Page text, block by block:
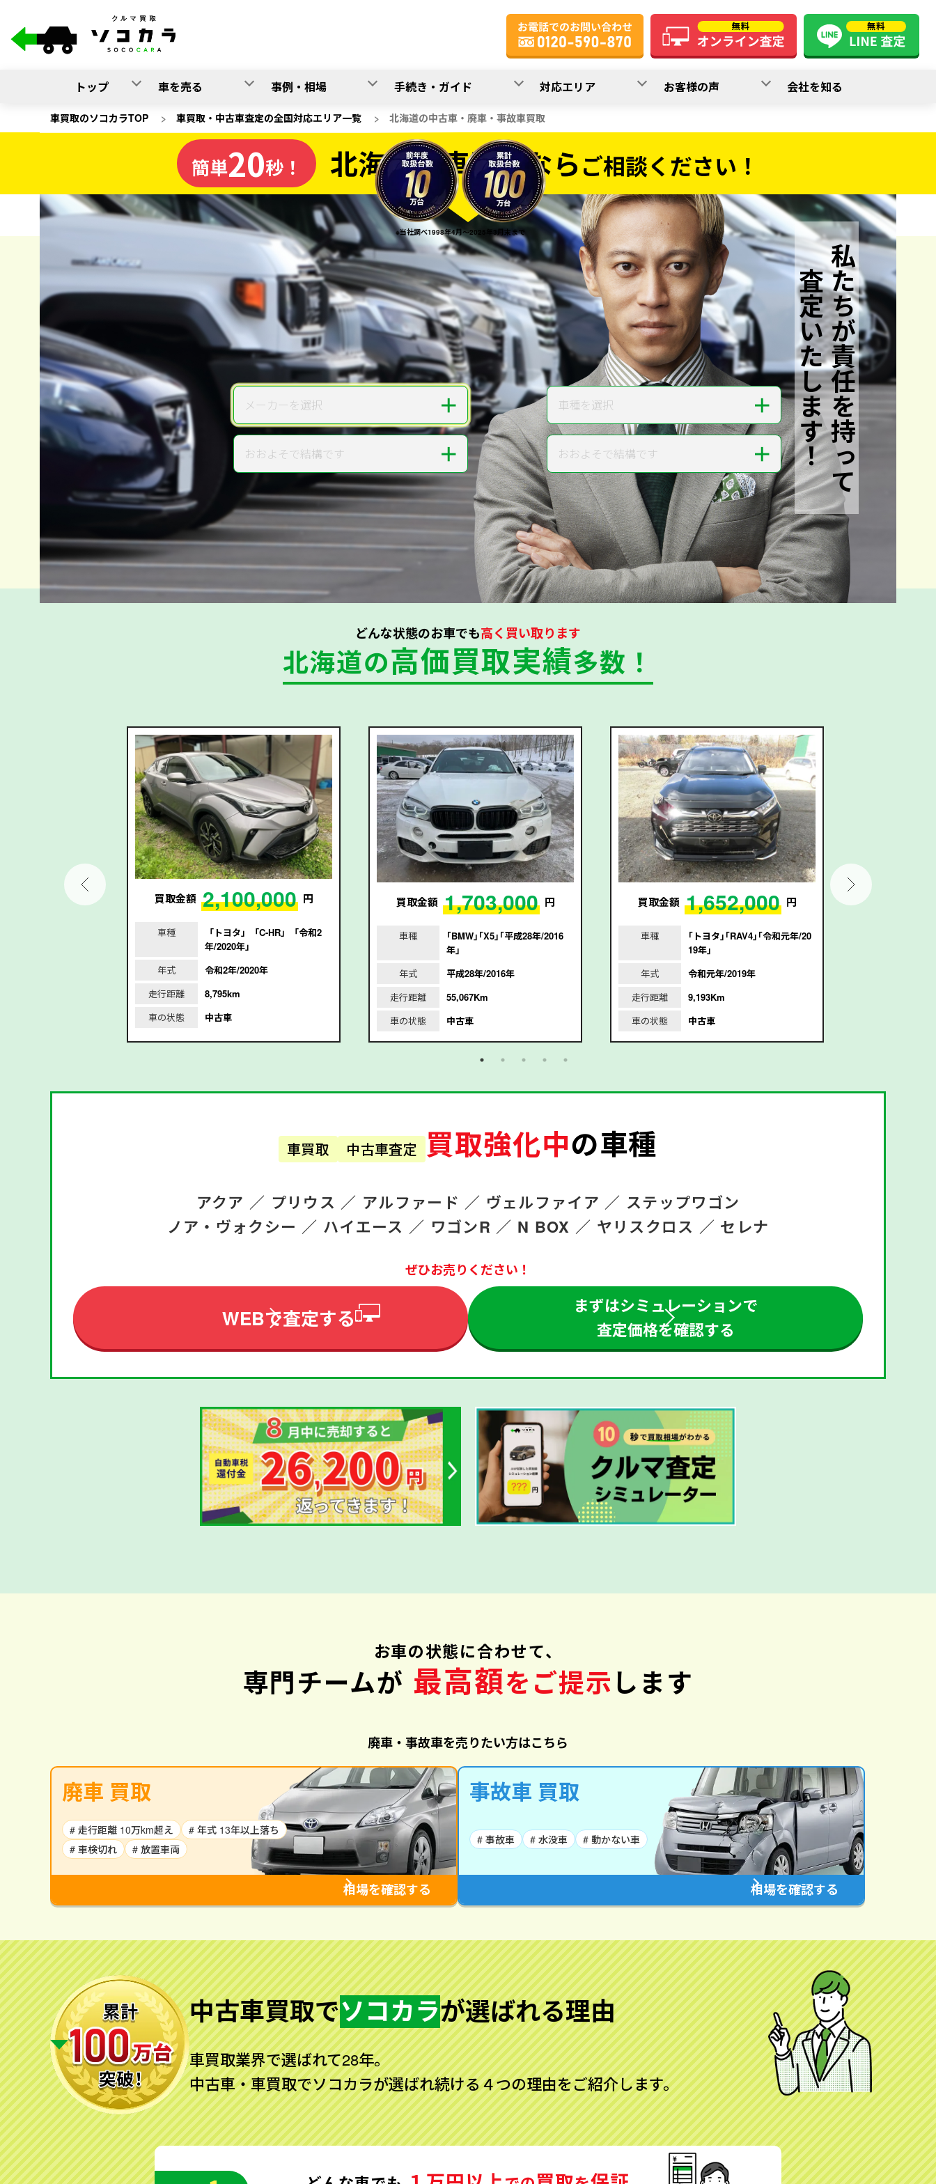
トップ 車を売る 事例・相場 手続き・ガイド 対応エリア お客様の声 会社を知る
車買取のソコカラTOP > 車買取・中古車査定の全国対応エリア一覧 > 北海道の中古車・廃車・事故車買取
北海道の車買取なら
ソコカラの
電話か出張か、高い方の査定を提案。
だから高価買取!
※当社調べ1998年4月～2025年3月末まで
私たちが責任を持って
査定いたします！
簡単20秒！ 北海道の車買取ならご相談ください！
20秒で入力完了！
無料でカンタンWeb査定
ご依頼いただいたお車を丁寧に査定いたします
メーカー メーカーを選択 ＋ 車種 車種を選択 ＋
年式 おおよそで結構です ＋ 走行距離 おおよそで結構です ＋
無料で査定する
どんな状態のお車でも高く買い取ります
北海道の高価買取実績多数！
円 買取金額 2,100,000 円
車種
「トヨタ」「C-HR」「令和2
年/2020年」
年式
令和2年/2020年
走行距離
8,795km
車の状態
中古車
買取金額 1,703,000 円
車種
｢BMW｣｢X5｣｢平成28年/2016
年｣
年式
平成28年/2016年
走行距離
55,067Km
車の状態
中古車
買取金額 1,652,000 円
車種
｢トヨタ｣｢RAV4｣｢令和元年/20
19年｣
年式
令和元年/2019年
走行距離
9,193Km
車の状態
中古車
車買取 中古車査定 買取強化中の車種
アクア ／ プリウス ／ アルファード ／ ヴェルファイア ／ ステップワゴン
ノア・ヴォクシー ／ ハイエース ／ ワゴンR ／ N BOX ／ ヤリスクロス ／ セレナ
ぜひお売りください！
WEBで査定する
まずはシミュレーションで
査定価格を確認する
お車の状態に合わせて、
専門チームが 最高額をご提示します
廃車・事故車を売りたい方はこちら
廃車 買取
# 走行距離 10万km超え
# 年式 13年以上落ち
# 車検切れ
# 放置車両
相場を確認する
事故車 買取
# 事故車 # 水没車 # 動かない車
相場を確認する
中古車買取でソコカラが選ばれる理由
車買取業界で選ばれて28年。
中古車・車買取でソコカラが選ばれ続ける４つの理由をご紹介します。